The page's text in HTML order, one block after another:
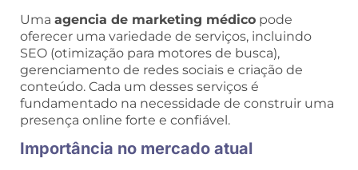
Uma agencia de marketing médico pode
oferecer uma variedade de serviços, incluindo
SEO (otimização para motores de busca),
gerenciamento de redes sociais e criação de
conteúdo. Cada um desses serviços é
fundamentado na necessidade de construir uma
presença online forte e confiável.
Importância no mercado atual